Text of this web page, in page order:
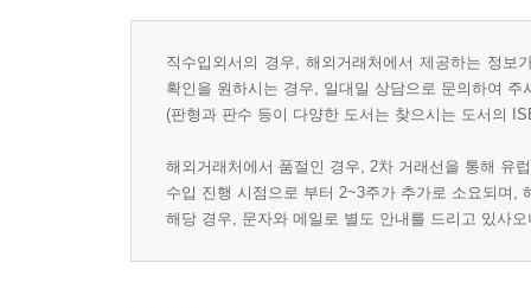
직수입외서의 경우, 해외거래처에서 제공하는 정
확인을 원하시는 경우, 일대일 상담으로 문의하여 주
(판형과 판수 등이 다양한 도서는 찾으시는 도서의
해외거래처에서 품절인 경우, 2차 거래선을 통해 유
수입 진행 시점으로 부터 2~3주가 추가로 소요되며,
해당 경우, 문자와 메일로 별도 안내를 드리고 있사